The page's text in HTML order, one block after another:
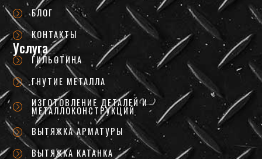
БЛОГ
КОНТАКТЫ
Услуга
ГИЛЬОТИНА
ГНУТИЕ МЕТАЛЛА
ИЗГОТОВЛЕНИЕ ДЕТАЛЕЙ И
МЕТАЛЛОКОНСТРУКЦИЙ
ВЫТЯЖКА АРМАТУРЫ
ВЫТЯЖКА КАТАНКА